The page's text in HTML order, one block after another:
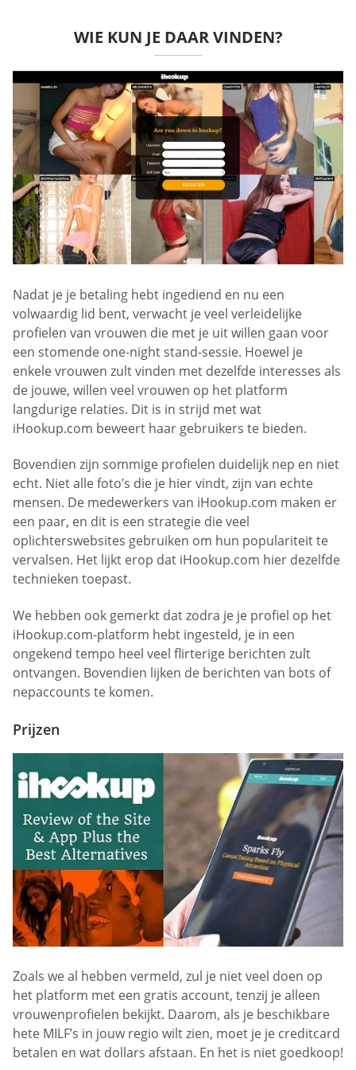
WIE KUN JE DAAR VINDEN?
Nadat je je betaling hebt ingediend en nu een
volwaardig lid bent, verwacht je veel verleidelijke
profielen van vrouwen die met je uit willen gaan voor
een stomende one-night stand-sessie. Hoewel je
enkele vrouwen zult vinden met dezelfde interesses als
de jouwe, willen veel vrouwen op het platform
langdurige relaties. Dit is in strijd met wat
iHookup.com beweert haar gebruikers te bieden.
Bovendien zijn sommige profielen duidelijk nep en niet
echt. Niet alle foto’s die je hier vindt, zijn van echte
mensen. De medewerkers van iHookup.com maken er
een paar, en dit is een strategie die veel
oplichterswebsites gebruiken om hun populariteit te
vervalsen. Het lijkt erop dat iHookup.com hier dezelfde
technieken toepast.
We hebben ook gemerkt dat zodra je je profiel op het
iHookup.com-platform hebt ingesteld, je in een
ongekend tempo heel veel flirterige berichten zult
ontvangen. Bovendien lijken de berichten van bots of
nepaccounts te komen.
Prijzen
Zoals we al hebben vermeld, zul je niet veel doen op
het platform met een gratis account, tenzij je alleen
vrouwenprofielen bekijkt. Daarom, als je beschikbare
hete MILF’s in jouw regio wilt zien, moet je je creditcard
betalen en wat dollars afstaan. En het is niet goedkoop!